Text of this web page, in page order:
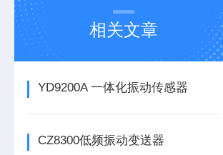
相关文章
YD9200A 一体化振动传感器
CZ8300低频振动变送器